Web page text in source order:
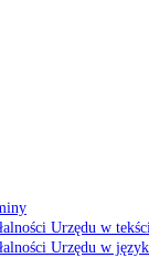
Urzędu w
Urzędu w